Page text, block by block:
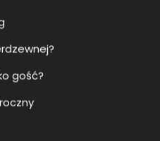
gość?